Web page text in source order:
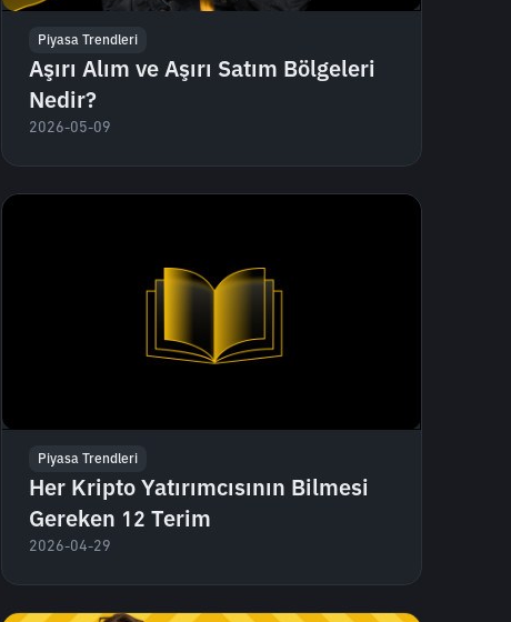
Piyasa Trendleri
Aşırı Alım ve Aşırı Satım Bölgeleri
Nedir?
2026-05-09
Piyasa Trendleri
Her Kripto Yatırımcısının Bilmesi
Gereken 12 Terim
2026-04-29